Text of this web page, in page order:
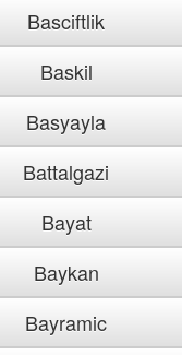
Basciftlik
Baskil
Basyayla
Battalgazi
Bayat
Baykan
Bayramic